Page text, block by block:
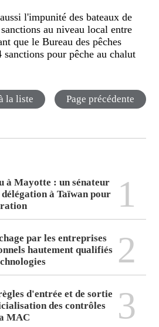
l'impunité des bateaux de
au niveau local entre
que le Bureau des pêches
pour pêche au chalut
la liste Page précédente
à Mayotte : un sénateur
à Taïwan pour
1
par les entreprises
hautement qualifiés 2
d'entrée et de sortie
des contrôles
MAC
3